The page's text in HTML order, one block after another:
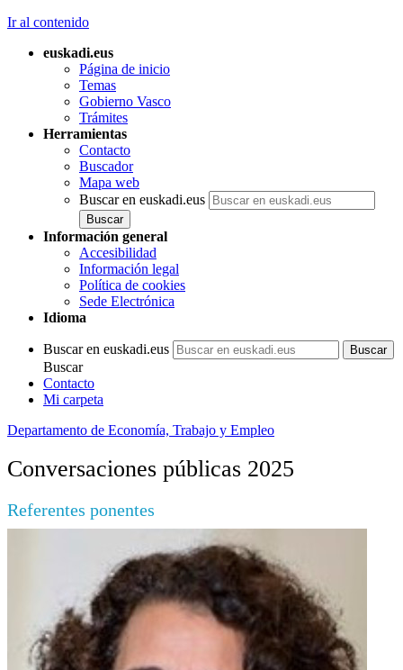
Ir al contenido
euskadi.eus
Página de inicio
Temas
Gobierno Vasco
Trámites
Herramientas
Contacto
Buscador
Mapa web
Buscar en euskadi.eus
Información general
Accesibilidad
Información legal
Política de cookies
Sede Electrónica
Idioma
Buscar en euskadi.eus
Buscar
Contacto
Mi carpeta
Departamento de Economía, Trabajo y Empleo
Conversaciones públicas 2025
Referentes ponentes